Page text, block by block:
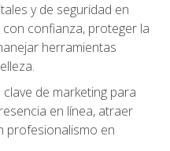
y de seguridad en
confianza, proteger la
herramientas
de marketing para
en línea, atraer
profesionalismo en